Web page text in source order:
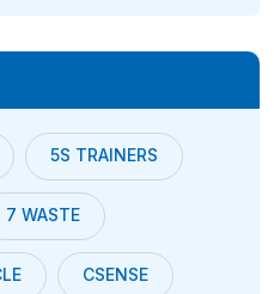
5S TRAINERS
7 WASTE
CSENSE